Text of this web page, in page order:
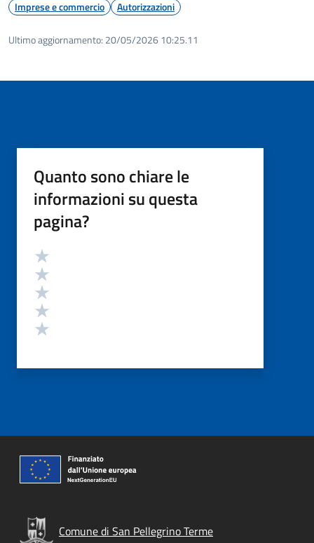
Imprese e commercio Autorizzazioni
Ultimo aggiornamento: 20/05/2026 10:25.11
Quanto sono chiare le
informazioni su questa
pagina?
Valutazione
Comune di San Pellegrino Terme